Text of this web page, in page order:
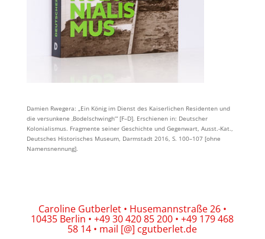
Damien Rwegera: „Ein König im Dienst des Kaiserlichen Residenten und
die versunkene ‚Bodelschwingh‘“ [F–D]. Erschienen in: Deutscher
Kolonialismus. Fragmente seiner Geschichte und Gegenwart, Ausst.-Kat.,
Deutsches Historisches Museum, Darmstadt 2016, S. 100–107 [ohne
Namensnennung].
Caroline Gutberlet • Husemannstraße 26 •
10435 Berlin • +49 30 420 85 200 • +49 179 468
58 14 • mail [@] cgutberlet.de